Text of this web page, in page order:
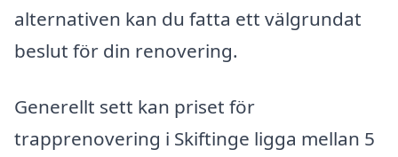
alternativen kan du fatta ett välgrundat
beslut för din renovering.
Generellt sett kan priset för
trapprenovering i Skiftinge ligga mellan 5